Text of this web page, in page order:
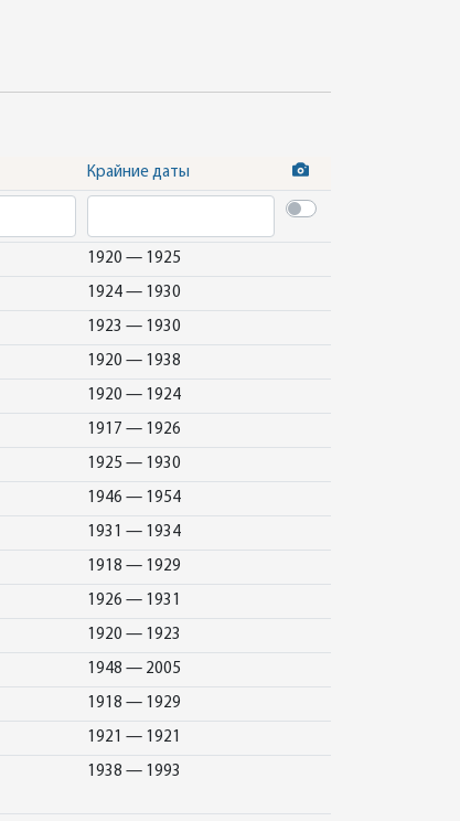
Крайние даты
1920 — 1925
1924 — 1930
1923 — 1930
1920 — 1938
1920 — 1924
1917 — 1926
1925 — 1930
1946 — 1954
1931 — 1934
1918 — 1929
1926 — 1931
1920 — 1923
1948 — 2005
1918 — 1929
1921 — 1921
1938 — 1993